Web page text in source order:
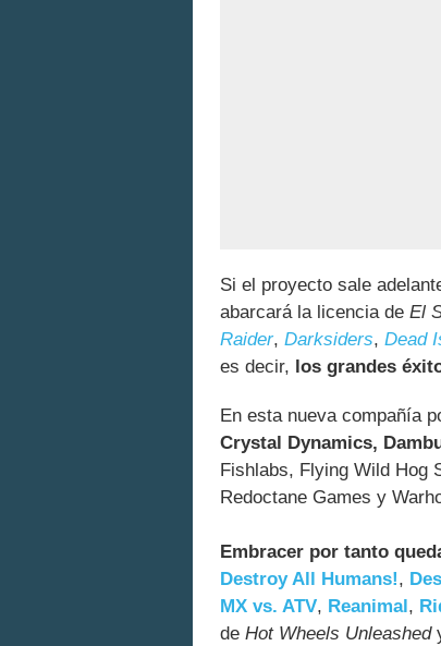
Si el proyecto sale
abarcará la licencia de El
Raider, Darksiders, Dead
es decir, los grandes
En esta nueva compañía
Crystal Dynamics,
Fishlabs, Flying Wild Hog
Redoctane Games y
Embracer por tanto
Destroy All Humans!,
MX vs. ATV, Reanimal ,
de Hot Wheels Unleashed